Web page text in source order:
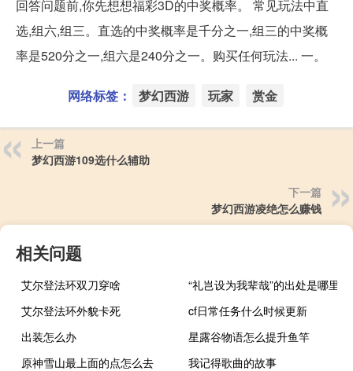
回答问题前,你先想想福彩3D的中奖概率。 常见玩法中直
选,组六,组三。直选的中奖概率是千分之一,组三的中奖概
率是520分之一,组六是240分之一。购买任何玩法... 一。
网络标签： 梦幻西游 玩家 赏金
上一篇
梦幻西游109选什么辅助
下一篇
梦幻西游凌绝怎么赚钱
相关问题
艾尔登法环双刀穿啥
“礼岂设为我辈哉”的出处是哪里
艾尔登法环外貌卡死
cf日常任务什么时候更新
出装怎么办
星露谷物语怎么提升鱼竿
原神雪山最上面的点怎么去
我记得歌曲的故事